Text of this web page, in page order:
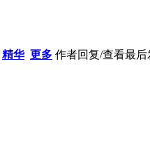
精华 更多 作者回复/查看最后